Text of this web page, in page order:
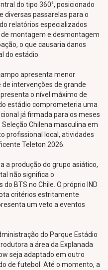
do tipo 360°, posicionado
diversas passarelas para o
relatórios especializados
de montagem e desmontagem
o que causaria danos
do estádio.
apresenta menor
intervenções de grande
o nível máximo de
estádio comprometeria uma
já firmada para os meses
Chilena masculina em
profissional local, atividades
Teleton 2026.
a produção do grupo asiático,
não significa o
BTS no Chile. O próprio IND
critérios estritamente
um veto a eventos
do Parque Estádio
a área da Explanada
seja adaptado em outro
de futebol. Até o momento, a